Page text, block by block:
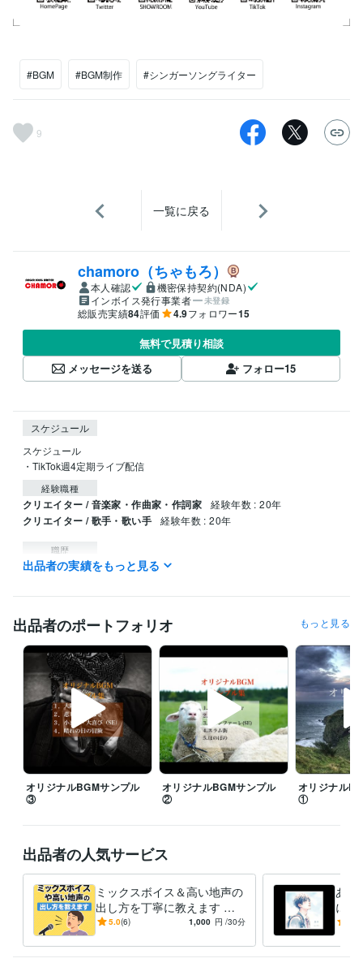
#BGM #BGM制作 #シンガーソングライター
9
一覧に戻る
chamoro（ちゃもろ）
本人確認
機密保持契約(NDA)
インボイス発行事業者
未登録
総販売実績84評価 4.9フォロワー15
無料で見積り相談
メッセージを送る
フォロー15
スケジュール
スケジュール
・TikTok週4定期ライブ配信
経験職種
クリエイター / 音楽家・作曲家・作詞家 経験年数 : 20年
クリエイター / 歌手・歌い手 経験年数 : 20年
職歴
株式会社ＢＩＮＧＯ 2024年2月 ~ 現在
受賞歴
その他情報処理技術者試験 取得年 : 2002年
プログラミング言語・フレームワーク
C#:0年COBOL:2年VBA:2年
ビジネス・クリエイティブツール
Pro Tools:2年FL Studio:15年 PowerDirector:1年Adobe Illustrator:2年
得意分野
音楽制作・ナレーション BGM制作
音楽
専門学校 東京ビジュアルアーツ 2004年3月 ~ 2006年2月
出品者の実績をもっと見る
出品者のポートフォリオ もっと見る
オリジナルBGMサンプル
③
オリジナルBGMサンプル
②
オリジナル
①
出品者の人気サービス
ミックスボイス＆高い地声の
出し方を丁寧に教えます あ
なたの歌声をブラッシュアッ
5.0(6) 1,000 円 /30分
あな
にし
シン